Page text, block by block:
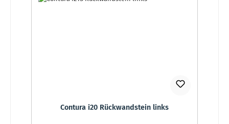
Contura i20 Rückwandstein links